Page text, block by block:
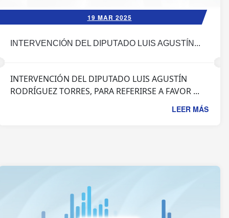
19 MAR 2025
INTERVENCIÓN DEL DIPUTADO LUIS AGUSTÍN...
INTERVENCIÓN DEL DIPUTADO LUIS AGUSTÍN
RODRÍGUEZ TORRES, PARA REFERIRSE A FAVOR ...
LEER MÁS